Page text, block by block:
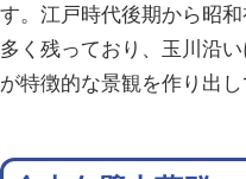
す。江戸時代後期から昭
多く残っており、玉川沿
が特徴的な景観を作り出し